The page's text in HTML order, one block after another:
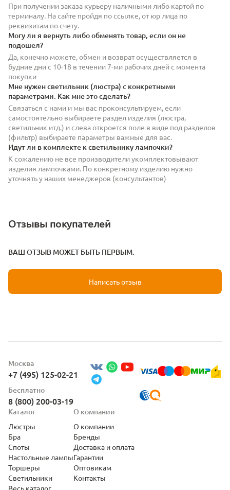
При получении заказа курьеру наличными либо картой по
терминалу. На сайте пройдя по ссылке, от юр лица по
реквизитам по счету.
Могу ли я вернуть либо обменять товар, если он не
подошел?
Да, конечно можете, обмен и возврат осуществляется в
будние дни с 10-18 в течении 7-ми рабочих дней с момента
покупки
Мне нужен светильник (люстра) с конкретными
параметрами. Как мне это сделать?
Связаться с нами и мы вас проконсультируем, если
самостоятельно выбираете раздел изделия (люстра,
светильник итд.) и слева откроется поле в виде под разделов
(фильтр) выбираете параметры важные для вас.
Идут ли в комплекте к светильнику лампочки?
К сожалению не все производители укомплектовывают
изделия лампочками. По конкретному изделию нужно
уточнять у наших менеджеров (консультантов)
Отзывы покупателей
ВАШ ОТЗЫВ МОЖЕТ БЫТЬ ПЕРВЫМ.
Написать отзыв
Москва
+7 (495) 125-02-21
Бесплатно
8 (800) 200-03-19
Каталог
Люстры
Бра
Споты
Настольные лампы
Торшеры
Светильники
Весь каталог
О компании
О компании
Бренды
Доставка и оплата
Гарантии
Оптовикам
Контакты